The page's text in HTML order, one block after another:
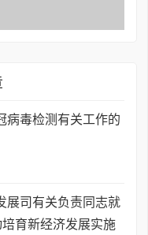
病毒检测有关工作的
展司有关负责同志就
培育新经济发展实施